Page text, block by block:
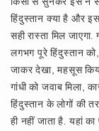
हिंदुस्तान क्या है और
सही रास्ता मिल
लगभग पूरे हिंदुस्तान
जाकर देखा, महसूस
गांधी को जवाब मिला,
हिंदुस्तान के लोगों की
ही नहीं जाता है. यहां